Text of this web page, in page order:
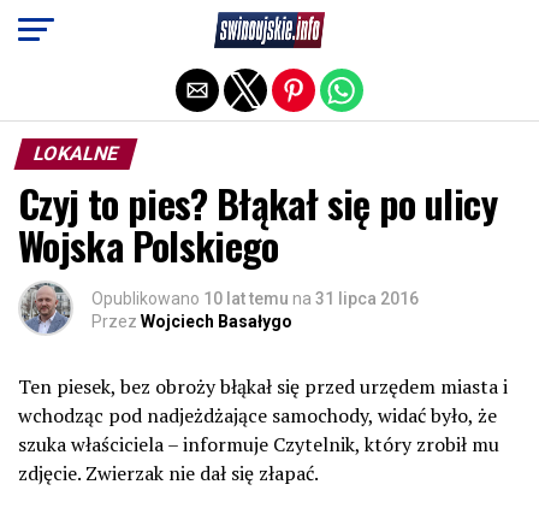
LOKALNE
Czyj to pies? Błąkał się po ulicy
Wojska Polskiego
Opublikowano 10 lat temu na 31 lipca 2016
Przez Wojciech Basałygo
Ten piesek, bez obroży błąkał się przed urzędem miasta i
wchodząc pod nadjeżdżające samochody, widać było, że
szuka właściciela – informuje Czytelnik, który zrobił mu
zdjęcie. Zwierzak nie dał się złapać.
Exit mobile version